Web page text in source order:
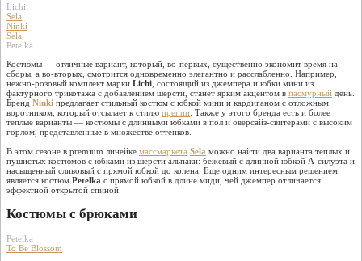
Lichi
Sela
Ninki
Sela
Petelka
Костюмы — отличные вариант, который, во-первых, существенно экономит время на
сборы, а во-вторых, смотрится одновременно элегантно и расслабленно. Например,
нежно-розовый комплект марки Lichi , состоящий из джемпера и юбки мини из
фактурного трикотажа с добавлением шерсти, станет ярким акцентом в пасмурный день.
Бренд Ninki предлагает стильный костюм с юбкой мини и кардиганом с отложным
воротником, который отсылает к стилю преппи . Также у этого бренда есть и более
теплые варианты — костюмы с длинными юбками в пол и оверсайз-свитерами с высоким
горлом, представленные в множестве оттенков.
В этом сезоне в premium линейке массмаркета Sela можно найти два варианта теплых и
пушистых костюмов с юбками из шерсти альпаки: бежевый с длинной юбкой А-силуэта и
насыщенный сливовый с прямой юбкой до колена. Еще одним интересным решением
является костюм Petelka с прямой юбкой в длине миди, чей джемпер отличается
эффектной открытой спиной.
Костюмы с брюками
Petelka
To Be Blossom